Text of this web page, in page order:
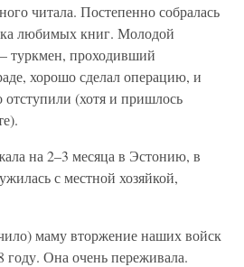
читала. Постепенно собралась
любимых книг. Молодой
туркмен, проходивший
хорошо сделал операцию, и
отступили (хотя и пришлось
на 2–3 месяца в Эстонию, в
с местной хозяйкой,
маму вторжение наших войск
году. Она очень переживала.